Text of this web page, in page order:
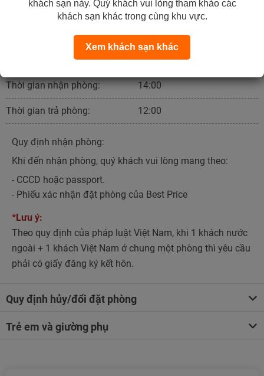
Liên hệ nhận giá tốt
Quy định nhận & trả phòng
Thời gian nhận phòng: 14:00
Thời gian trả phòng: 12:00
Quy định nhận phòng:
Khi đến nhận phòng, quý khách vui lòng mang theo:
- CCCD hoặc passport.
- Phiếu xác nhận đặt phòng của Best Price
*Lưu ý:
Theo quy định của pháp luật Việt Nam, khi 1 khách nước
ngoài + 1 khách Việt Nam ở chung một phòng thì yêu cầu
phải có giấy đăng ký kết hôn.
Quy định hủy/đổi đặt phòng
Trẻ em và giường phụ
khách sạn này. Quý khách vui lòng tham khảo các
khách sạn khác trong cùng khu vực.
Xem khách sạn khác